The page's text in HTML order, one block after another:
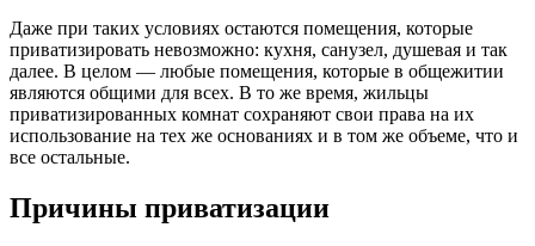
Даже при таких условиях остаются помещения, которые
приватизировать невозможно: кухня, санузел, душевая и так
далее. В целом — любые помещения, которые в общежитии
являются общими для всех. В то же время, жильцы
приватизированных комнат сохраняют свои права на их
использование на тех же основаниях и в том же объеме, что и
все остальные.
Причины приватизации